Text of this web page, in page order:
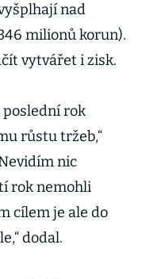
nad
milionů korun).
vytvářet i zisk.
poslední rok
růstu tržeb,“
nic
rok nemohli
cílem je ale do
dodal.